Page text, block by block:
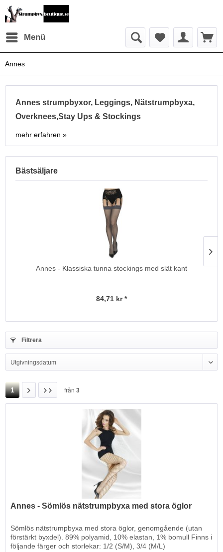
Menü
Annes
Annes strumpbyxor, Leggings, Nätstrumpbyxa,
Overknees,Stay Ups & Stockings
mehr erfahren »
Bästsäljare
Annes - Klassiska tunna stockings med slät kant
84,71 kr *
Filtrera
1 från 3
Annes - Sömlös nätstrumpbyxa med stora öglor
Sömlös nätstrumpbyxa med stora öglor, genomgående (utan
förstärkt byxdel). 89% polyamid, 10% elastan, 1% bomull Finns i
följande färger och storlekar: 1/2 (S/M), 3/4 (M/L)